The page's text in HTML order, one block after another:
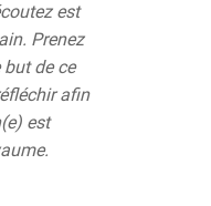
est
Prenez
de ce
afin
est